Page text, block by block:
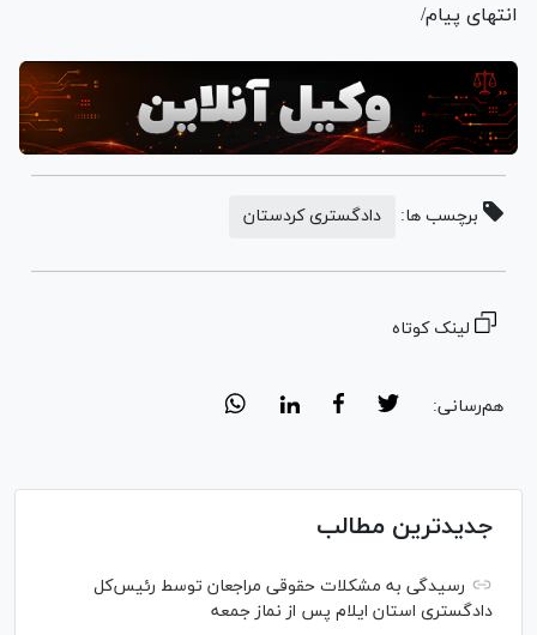
انتهای پیام/
برچسب ها: دادگستری کردستان
لینک کوتاه
هم‌رسانی:
جدیدترین مطالب
رسیدگی به مشکلات حقوقی مراجعان توسط رئیس‌کل
دادگستری استان ایلام پس از نماز جمعه